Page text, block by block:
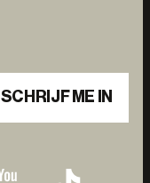
SCHRIJF ME IN